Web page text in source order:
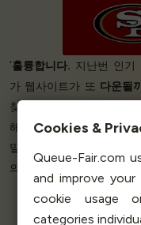
‘훌륭합니다. 지난번 인기
가 웹사이트가 또 다운될
찾게 되어 정말
해 주시고완벽하게 작동
말 잘됐네요. 황금입니다
의미가 있습니다. 오늘 밤
Cookies &
Queue-Fair.com
and improve your
cookie usage
categories